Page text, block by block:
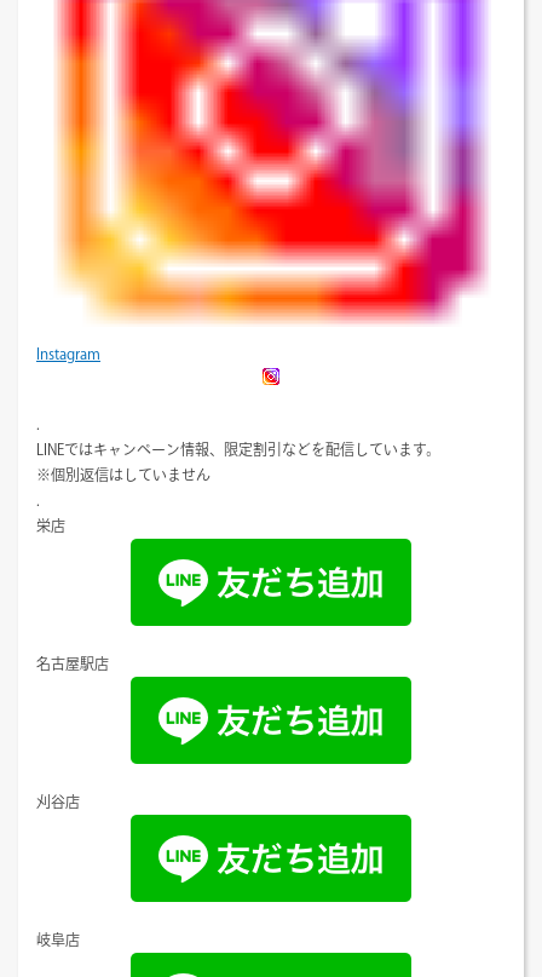
Instagram
LINEではキャンペーン情報、限定割引などを配信しています。
※個別返信はしていません
栄店
名古屋駅店
刈谷店
岐阜店